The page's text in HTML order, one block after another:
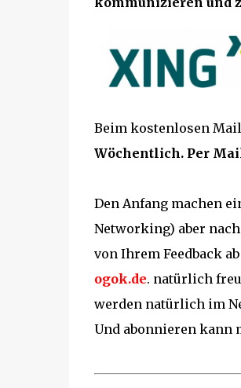
Beim kostenlosen
Wöchentlich. Per
Den Anfang machen
Networking) aber
von Ihrem Feedback
ogok.de. natürlich
werden natürlich im
Und abonnieren kann